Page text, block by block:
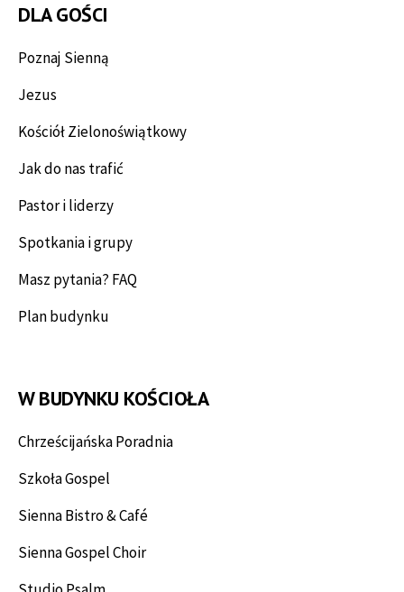
DLA GOŚCI
Poznaj Sienną
Jezus
Kościół Zielonoświątkowy
Jak do nas trafić
Pastor i liderzy
Spotkania i grupy
Masz pytania? FAQ
Plan budynku
W BUDYNKU KOŚCIOŁA
Chrześcijańska Poradnia
Szkoła Gospel
Sienna Bistro & Café
Sienna Gospel Choir